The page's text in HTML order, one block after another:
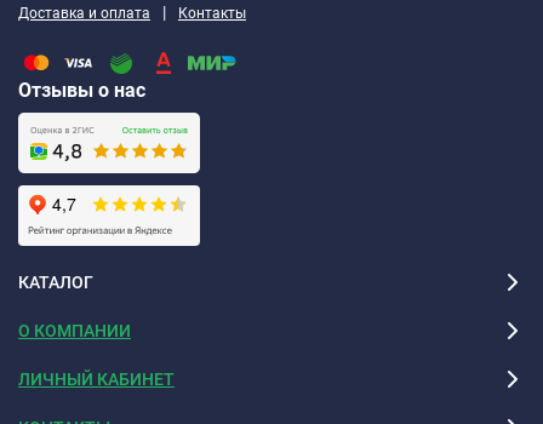
Доставка и оплата | Контакты
Отзывы о нас
КАТАЛОГ
О КОМПАНИИ
ЛИЧНЫЙ КАБИНЕТ